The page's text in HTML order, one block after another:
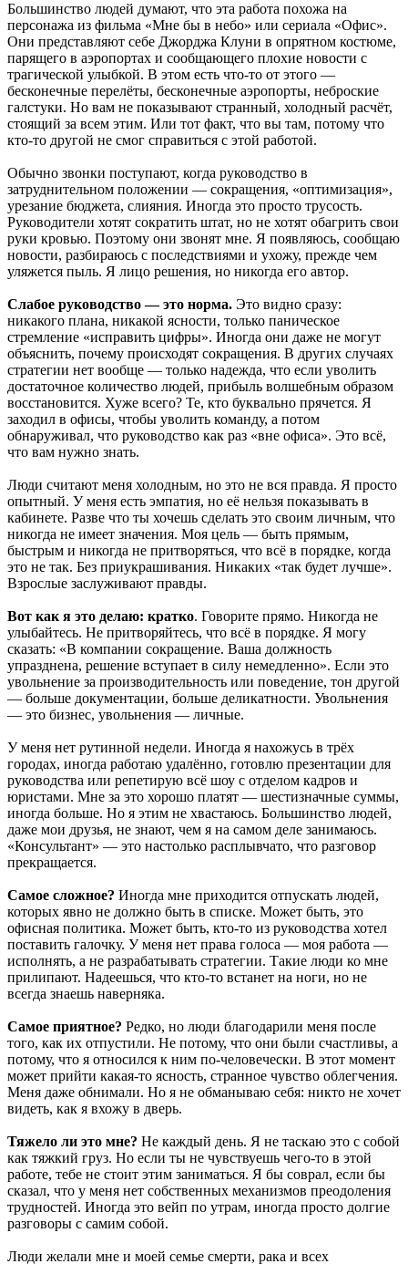
Большинство людей думают, что эта работа похожа на
персонажа из фильма «Мне бы в небо» или сериала «Офис».
Они представляют себе Джорджа Клуни в опрятном костюме,
парящего в аэропортах и сообщающего плохие новости с
трагической улыбкой. В этом есть что-то от этого —
бесконечные перелёты, бесконечные аэропорты, неброские
галстуки. Но вам не показывают странный, холодный расчёт,
стоящий за всем этим. Или тот факт, что вы там, потому что
кто-то другой не смог справиться с этой работой.
Обычно звонки поступают, когда руководство в
затруднительном положении — сокращения, «оптимизация»,
урезание бюджета, слияния. Иногда это просто трусость.
Руководители хотят сократить штат, но не хотят обагрить свои
руки кровью. Поэтому они звонят мне. Я появляюсь, сообщаю
новости, разбираюсь с последствиями и ухожу, прежде чем
уляжется пыль. Я лицо решения, но никогда его автор.
Слабое руководство — это норма. Это видно сразу:
никакого плана, никакой ясности, только паническое
стремление «исправить цифры». Иногда они даже не могут
объяснить, почему происходят сокращения. В других случаях
стратегии нет вообще — только надежда, что если уволить
достаточное количество людей, прибыль волшебным образом
восстановится. Хуже всего? Те, кто буквально прячется. Я
заходил в офисы, чтобы уволить команду, а потом
обнаруживал, что руководство как раз «вне офиса». Это всё,
что вам нужно знать.
Люди считают меня холодным, но это не вся правда. Я просто
опытный. У меня есть эмпатия, но её нельзя показывать в
кабинете. Разве что ты хочешь сделать это своим личным, что
никогда не имеет значения. Моя цель — быть прямым,
быстрым и никогда не притворяться, что всё в порядке, когда
это не так. Без приукрашивания. Никаких «так будет лучше».
Взрослые заслуживают правды.
Вот как я это делаю: кратко. Говорите прямо. Никогда не
улыбайтесь. Не притворяйтесь, что всё в порядке. Я могу
сказать: «В компании сокращение. Ваша должность
упразднена, решение вступает в силу немедленно». Если это
увольнение за производительность или поведение, тон другой
— больше документации, больше деликатности. Увольнения
— это бизнес, увольнения — личные.
У меня нет рутинной недели. Иногда я нахожусь в трёх
городах, иногда работаю удалённо, готовлю презентации для
руководства или репетирую всё шоу с отделом кадров и
юристами. Мне за это хорошо платят — шестизначные суммы,
иногда больше. Но я этим не хвастаюсь. Большинство людей,
даже мои друзья, не знают, чем я на самом деле занимаюсь.
«Консультант» — это настолько расплывчато, что разговор
прекращается.
Самое сложное? Иногда мне приходится отпускать людей,
которых явно не должно быть в списке. Может быть, это
офисная политика. Может быть, кто-то из руководства хотел
поставить галочку. У меня нет права голоса — моя работа —
исполнять, а не разрабатывать стратегии. Такие люди ко мне
прилипают. Надеешься, что кто-то встанет на ноги, но не
всегда знаешь наверняка.
Самое приятное? Редко, но люди благодарили меня после
того, как их отпустили. Не потому, что они были счастливы, а
потому, что я относился к ним по-человечески. В этот момент
может прийти какая-то ясность, странное чувство облегчения.
Меня даже обнимали. Но я не обманываю себя: никто не хочет
видеть, как я вхожу в дверь.
Тяжело ли это мне? Не каждый день. Я не таскаю это с собой
как тяжкий груз. Но если ты не чувствуешь чего-то в этой
работе, тебе не стоит этим заниматься. Я бы соврал, если бы
сказал, что у меня нет собственных механизмов преодоления
трудностей. Иногда это вейп по утрам, иногда просто долгие
разговоры с самим собой.
Люди желали мне и моей семье смерти, рака и всех